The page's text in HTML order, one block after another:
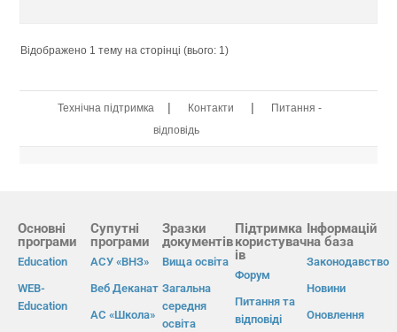
Відображено 1 тему на сторінці (вього: 1)
Технічна підтримка | Контакти |
Питання -
відповідь
Основні
програми
Education
WEB-
Education
Супутні
програми
АСУ «ВНЗ»
Веб Деканат
АС «Школа»
Зразки
документів
Вища освіта
Загальна
середня
освіта
Підтримка
користувач
ів
Форум
Питання та
відповіді
Інформацій
на база
Законодавство
Новини
Оновлення